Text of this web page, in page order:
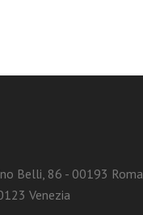
Belli, 86 - 00193 Roma
Venezia